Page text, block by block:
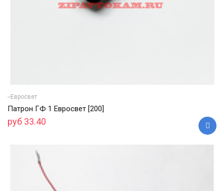
--Евросвет
Патрон ГФ 1 Евросвет [200]
руб 33.40